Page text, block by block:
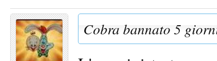
Cobra bannato 5